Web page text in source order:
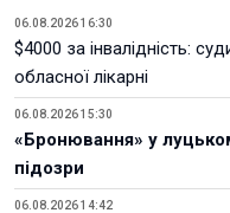
06.08.2026 16:30
$4000 за інвалідність:
обласної лікарні
06.08.2026 15:30
«Бронювання» у
підозри
06.08.2026 14:42